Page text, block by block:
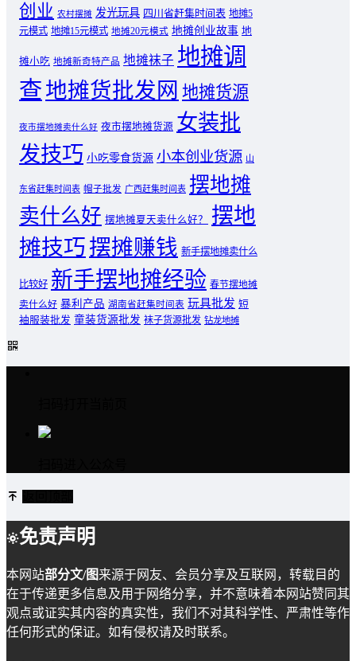
创业 农村摆摊 发光玩具 四川省赶集时间表 地摊5
元模式 地摊15元模式 地摊20元模式 地摊创业故事 地
摊小吃 地摊新奇特产品 地摊袜子 地摊调
查地摊货批发网 地摊货源
夜市摆地摊卖什么好 夜市摆地摊货源 女装批
发技巧 小吃零食货源 小本创业货源 山
东省赶集时间表 帽子批发 广西赶集时间表 摆地摊
卖什么好 摆地摊夏天卖什么好？
摆地
摊技巧摆摊赚钱 新手摆地摊卖什么
比较好 新手摆地摊经验 春节摆地摊
卖什么好 暴利产品 湖南省赶集时间表 玩具批发 短
袖服装批发 童装货源批发 袜子货源批发 钻龙地摊
免责声明
本网站部分文/图来源于网友、会员分享及互联网，转载目的
在于传递更多信息及用于网络分享，并不意味着本网站赞同其
观点或证实其内容的真实性，我们不对其科学性、严肃性等作
任何形式的保证。如有侵权请及时联系。